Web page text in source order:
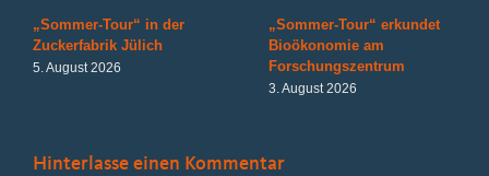
„Sommer-Tour“ in der
Zuckerfabrik Jülich
5. August 2026
„Sommer-Tour“ erkundet
Bioökonomie am
Forschungszentrum
3. August 2026
Hinterlasse einen Kommentar